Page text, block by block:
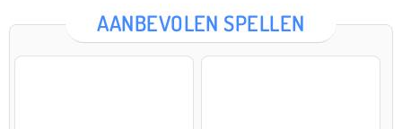
AANBEVOLEN SPELLEN